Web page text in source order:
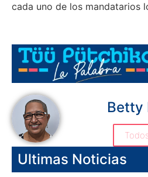
cada uno de los mandatarios
Betty
Ultimas Noticias